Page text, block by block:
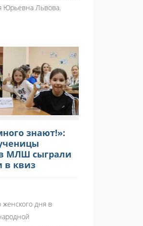
Юрьевна Львова.
знают!»:
МЛШ сыграли
в квиз
дня в